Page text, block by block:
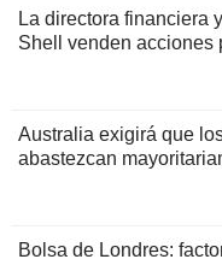
La directora financiera
Shell venden acciones
Australia exigirá que
abastezcan
Bolsa de Londres: